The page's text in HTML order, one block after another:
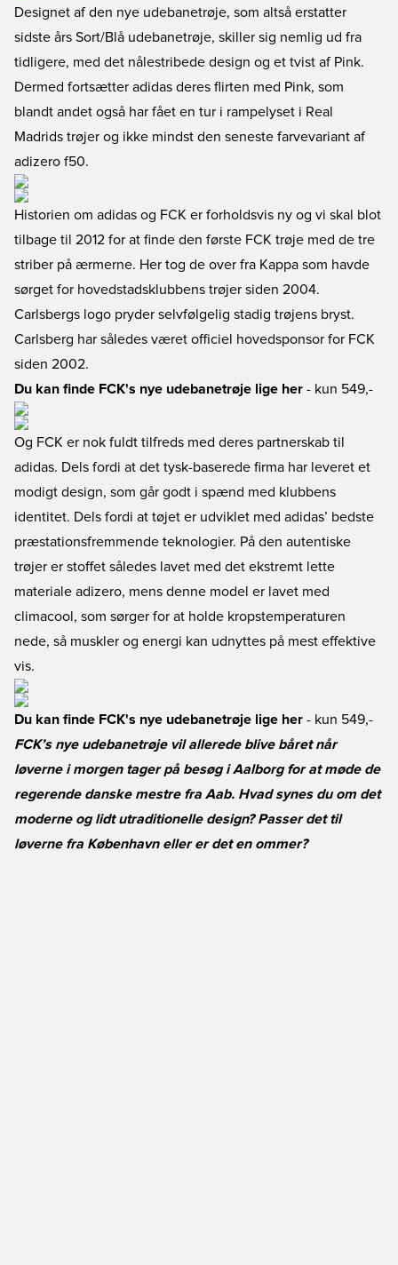
Designet af den nye udebanetrøje, som altså erstatter
sidste års Sort/Blå udebanetrøje, skiller sig nemlig ud fra
tidligere, med det nålestribede design og et tvist af Pink.
Dermed fortsætter adidas deres flirten med Pink, som
blandt andet også har fået en tur i rampelyset i Real
Madrids trøjer og ikke mindst den seneste farvevariant af
adizero f50.
Historien om adidas og FCK er forholdsvis ny og vi skal blot
tilbage til 2012 for at finde den første FCK trøje med de tre
striber på ærmerne. Her tog de over fra Kappa som havde
sørget for hovedstadsklubbens trøjer siden 2004.
Carlsbergs logo pryder selvfølgelig stadig trøjens bryst.
Carlsberg har således været officiel hovedsponsor for FCK
siden 2002.
Du kan finde FCK's nye udebanetrøje lige her - kun 549,-
Og FCK er nok fuldt tilfreds med deres partnerskab til
adidas. Dels fordi at det tysk-baserede firma har leveret et
modigt design, som går godt i spænd med klubbens
identitet. Dels fordi at tøjet er udviklet med adidas’ bedste
præstationsfremmende teknologier. På den autentiske
trøjer er stoffet således lavet med det ekstremt lette
materiale adizero, mens denne model er lavet med
climacool, som sørger for at holde kropstemperaturen
nede, så muskler og energi kan udnyttes på mest effektive
vis.
Du kan finde FCK's nye udebanetrøje lige her - kun 549,-
FCK’s nye udebanetrøje vil allerede blive båret når
løverne i morgen tager på besøg i Aalborg for at møde de
regerende danske mestre fra Aab. Hvad synes du om det
moderne og lidt utraditionelle design? Passer det til
løverne fra København eller er det en ommer?